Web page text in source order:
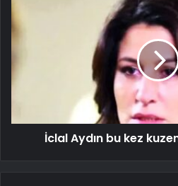
İclal Aydın bu kez